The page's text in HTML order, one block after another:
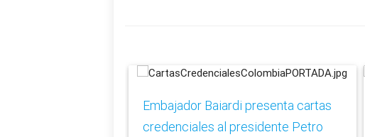
Embajador Baiardi presenta cartas
credenciales al presidente Petro